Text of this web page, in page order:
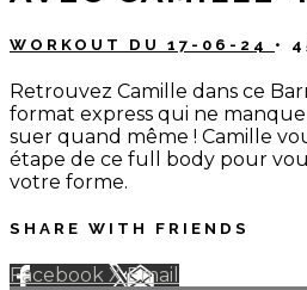
WORKOUT DU 17-06-24 •
Retrouvez Camille dans ce
format express qui ne
suer quand même ! Camille
étape de ce full body pour
votre forme.
SHARE WITH FRIENDS
Facebook XEmail